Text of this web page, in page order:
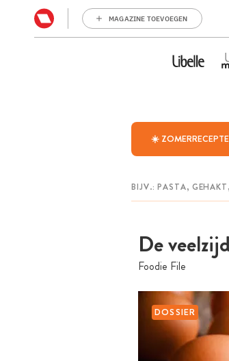
MAGAZINE TOEVOEGEN
☀️
De
Foodie File
DOSSIER